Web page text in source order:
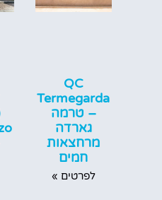
QC
Termegarda
– טרמה
גארדה
מרחצאות
חמים
לפרטים »